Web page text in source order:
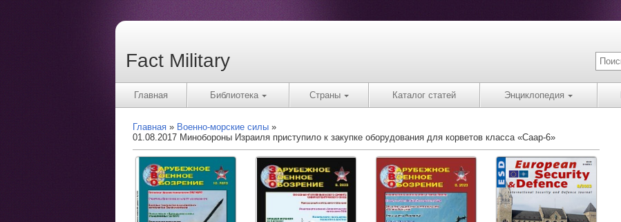
Fact Military
Главная Библиотека Страны Каталог статей Энциклопедия
Главная
Военно-морские силы
01.08.2017 Минобороны Израиля приступило к закупке оборудования для корветов класса «Саар-6»